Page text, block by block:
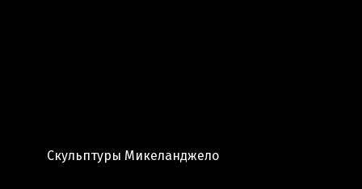
Скульптуры Микеланджело